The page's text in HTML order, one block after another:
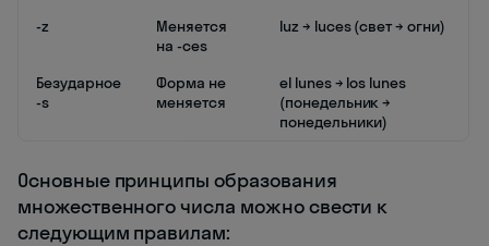
-z
Меняется
на -ces
luz → luces (свет → огни)
Безударное
-s
Форма не
меняется
el lunes → los lunes
(понедельник →
понедельники)
Основные принципы образования
множественного числа можно свести к
следующим правилам: